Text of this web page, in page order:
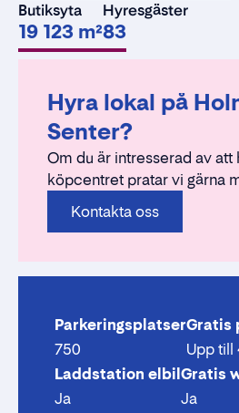
Butiksyta
19 123 m²
Hyresgäster
83
Hyra lokal på
Senter?
Om du är intresserad av att
köpcentret pratar vi gärna
Kontakta oss
Parkeringsplatser
750
Gratis
Upp till
Laddstation elbil
Ja
Gratis
Ja